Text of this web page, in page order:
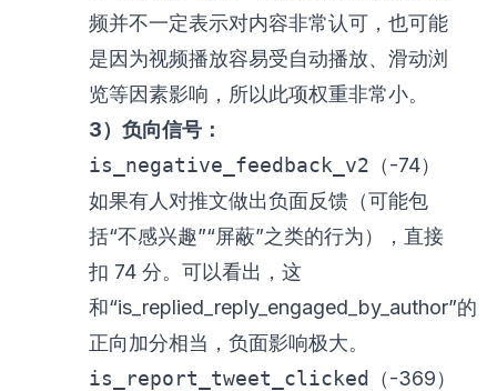
频并不一定表示对内容非常认可，也可能
是因为视频播放容易受自动播放、滑动浏
览等因素影响，所以此项权重非常小。
3）负向信号：
is_negative_feedback_v2 （-74）
如果有人对推文做出负面反馈（可能包
括“不感兴趣”“屏蔽”之类的行为），直接
扣 74 分。可以看出，这
和“is_replied_reply_engaged_by_author”的
正向加分相当，负面影响极大。
is_report_tweet_clicked （-369）